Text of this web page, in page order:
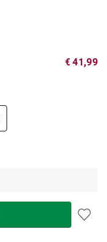
€ 41,99